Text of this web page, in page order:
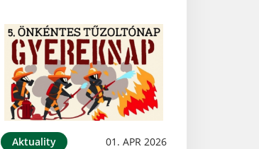
Aktuality 01. APR 2026